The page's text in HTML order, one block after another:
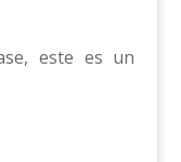
este es un